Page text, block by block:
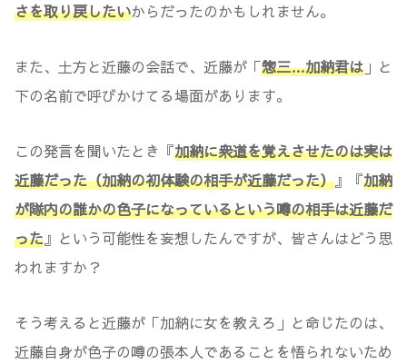
さを取り戻したいからだったのかもしれません。
また、土方と近藤の会話で、近藤が「惣三…加納君は 」と
下の名前で呼びかけてる場面があります。
この発言を聞いたとき『加納に衆道を覚えさせたのは実は
近藤だった（加納の初体験の相手が近藤だった） 』『加納
が隊内の誰かの色子になっているという噂の相手は近藤だ
った 』という可能性を妄想したんですが、皆さんはどう思
われますか？
そう考えると近藤が「加納に女を教えろ」と命じたのは、
近藤自身が色子の噂の張本人であることを悟られないため